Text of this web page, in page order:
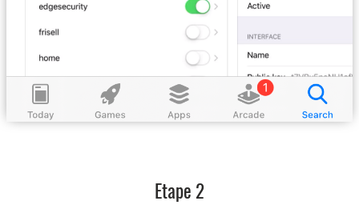
Etape 2